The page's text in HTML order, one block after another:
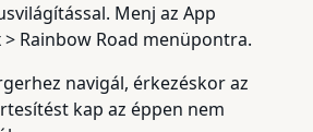
Menj az App
> Rainbow Road menüpontra.
navigál, érkezéskor az
kap az éppen nem